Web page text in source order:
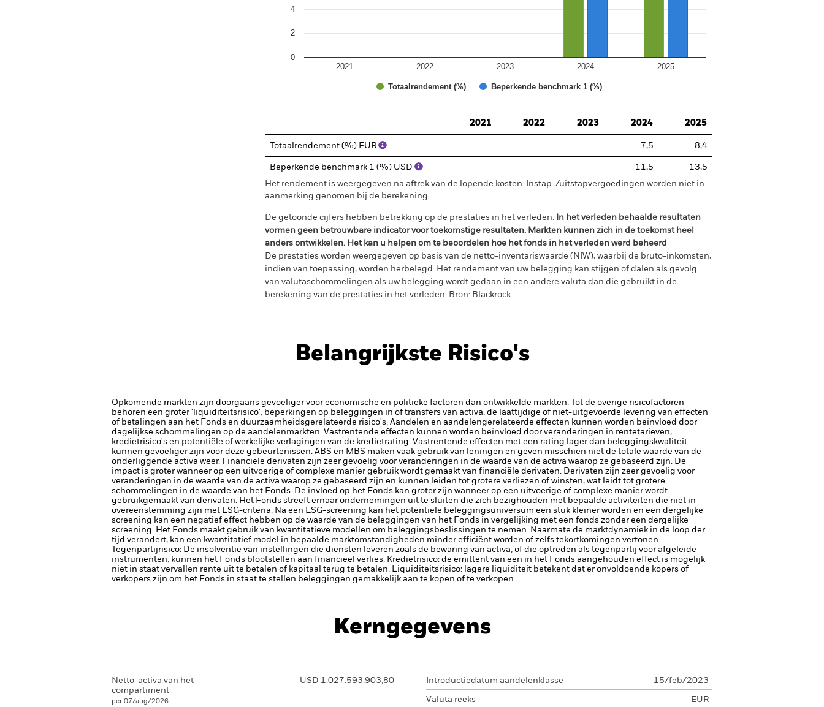
Totaalrendement (%) Beperkende benchmark 1 (%)
2021 2022 2023 2024 2025
0
2
4
2021
2022 2023 2024 2025
Totaalrendement (%) EUR 7,5 8,4
Beperkende benchmark 1 (%) USD 11,5
13,5
Het rendement is weergegeven na aftrek van de lopende kosten. Instap-/uitstapvergoedingen worden niet in
aanmerking genomen bij de berekening.
De getoonde cijfers hebben betrekking op de prestaties in het verleden. In het verleden behaalde resultaten
vormen geen betrouwbare indicator voor toekomstige resultaten. Markten kunnen zich in de toekomst heel
anders ontwikkelen. Het kan u helpen om te beoordelen hoe het fonds in het verleden werd beheerd
De prestaties worden weergegeven op basis van de netto-inventariswaarde (NIW), waarbij de bruto-inkomsten,
indien van toepassing, worden herbelegd. Het rendement van uw belegging kan stijgen of dalen als gevolg
van valutaschommelingen als uw belegging wordt gedaan in een andere valuta dan die gebruikt in de
berekening van de prestaties in het verleden. Bron: Blackrock
Belangrijkste Risico's
Opkomende markten zijn doorgaans gevoeliger voor economische en politieke factoren dan ontwikkelde markten. Tot de overige risicofactoren
behoren een groter 'liquiditeitsrisico', beperkingen op beleggingen in of transfers van activa, de laattijdige of niet-uitgevoerde levering van effecten
of betalingen aan het Fonds en duurzaamheidsgerelateerde risico's. Aandelen en aandelengerelateerde effecten kunnen worden beïnvloed door
dagelijkse schommelingen op de aandelenmarkten. Vastrentende effecten kunnen worden beïnvloed door veranderingen in rentetarieven,
kredietrisico's en potentiële of werkelijke verlagingen van de kredietrating. Vastrentende effecten met een rating lager dan beleggingskwaliteit
kunnen gevoeliger zijn voor deze gebeurtenissen. ABS en MBS maken vaak gebruik van leningen en geven misschien niet de totale waarde van de
onderliggende activa weer. Financiële derivaten zijn zeer gevoelig voor veranderingen in de waarde van de activa waarop ze gebaseerd zijn. De
impact is groter wanneer op een uitvoerige of complexe manier gebruik wordt gemaakt van financiële derivaten. Derivaten zijn zeer gevoelig voor
veranderingen in de waarde van de activa waarop ze gebaseerd zijn en kunnen leiden tot grotere verliezen of winsten, wat leidt tot grotere
schommelingen in de waarde van het Fonds. De invloed op het Fonds kan groter zijn wanneer op een uitvoerige of complexe manier wordt
gebruikgemaakt van derivaten. Het Fonds streeft ernaar ondernemingen uit te sluiten die zich bezighouden met bepaalde activiteiten die niet in
overeenstemming zijn met ESG-criteria. Na een ESG-screening kan het potentiële beleggingsuniversum een stuk kleiner worden en een dergelijke
screening kan een negatief effect hebben op de waarde van de beleggingen van het Fonds in vergelijking met een fonds zonder een dergelijke
screening. Het Fonds maakt gebruik van kwantitatieve modellen om beleggingsbeslissingen te nemen. Naarmate de marktdynamiek in de loop der
tijd verandert, kan een kwantitatief model in bepaalde marktomstandigheden minder efficiënt worden of zelfs tekortkomingen vertonen.
Tegenpartijrisico: De insolventie van instellingen die diensten leveren zoals de bewaring van activa, of die optreden als tegenpartij voor afgeleide
instrumenten, kunnen het Fonds blootstellen aan financieel verlies. Kredietrisico: de emittent van een in het Fonds aangehouden effect is mogelijk
niet in staat vervallen rente uit te betalen of kapitaal terug te betalen. Liquiditeitsrisico: lagere liquiditeit betekent dat er onvoldoende kopers of
verkopers zijn om het Fonds in staat te stellen beleggingen gemakkelijk aan te kopen of te verkopen.
Kerngegevens
Netto-activa van het
compartiment
per 07/aug/2026
USD 1.027.593.903,80 Introductiedatum aandelenklasse 15/feb/2023
Valuta reeks EUR